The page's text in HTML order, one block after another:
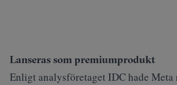
Lanseras som premiumprodukt
Enligt analysföretaget IDC hade Meta